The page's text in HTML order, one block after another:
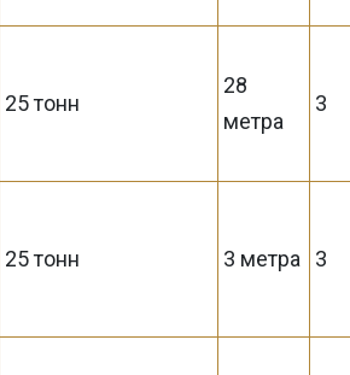
25 тонн
28
метра
3
25 тонн 3 метра 3